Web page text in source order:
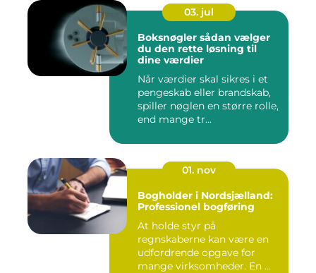
03. jul
Boksnøgler sådan vælger
du den rette løsning til
dine værdier
Når værdier skal sikres i et
pengeskab eller brandskab,
spiller nøglen en større rolle,
end mange tr...
01. nov
Bogholder i Nordsjælland:
Professionel bogføring
At holde styr på
regnskaberne kan være en
udfordrende opgave for
mange virksomheder. En ...